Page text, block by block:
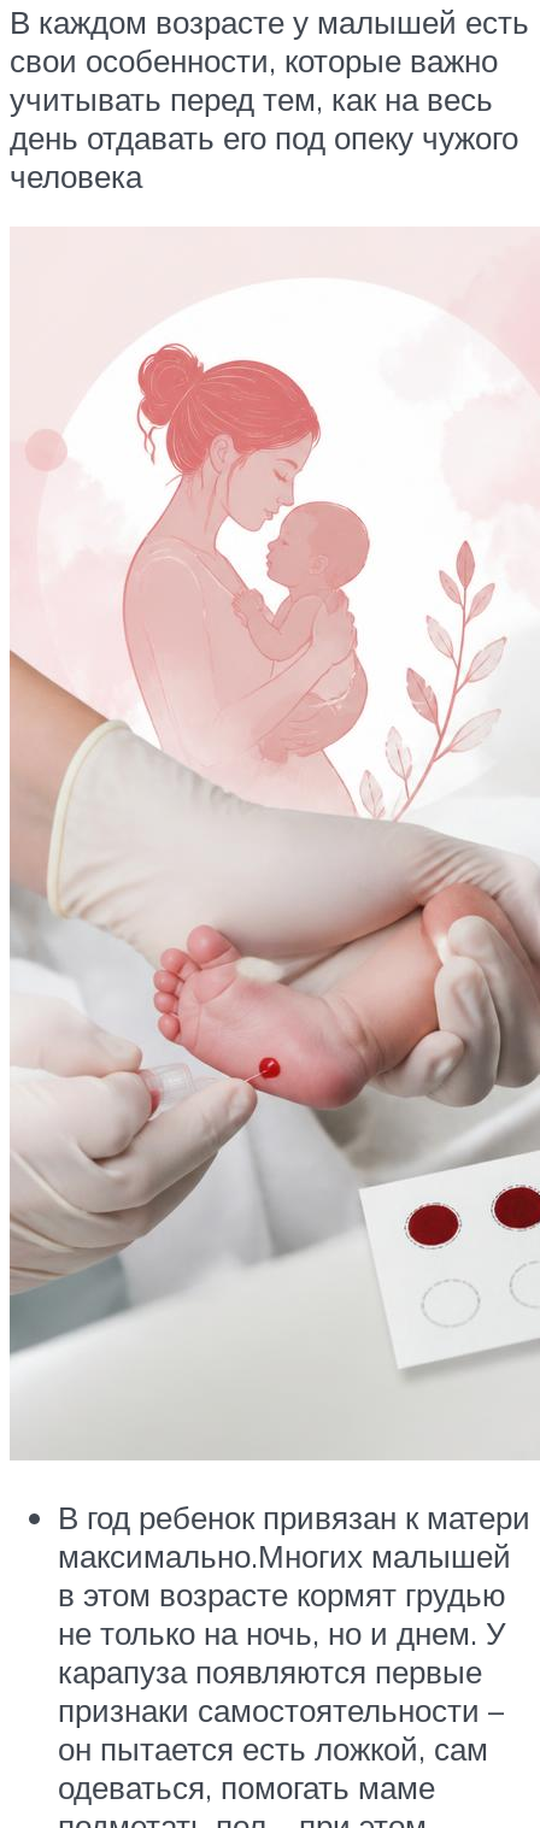
В каждом возрасте у малышей есть
свои особенности, которые важно
учитывать перед тем, как на весь
день отдавать его под опеку чужого
человека
В год ребенок привязан к матери
максимально.Многих малышей
в этом возрасте кормят грудью
не только на ночь, но и днем. У
карапуза появляются первые
признаки самостоятельности –
он пытается есть ложкой, сам
одеваться, помогать маме